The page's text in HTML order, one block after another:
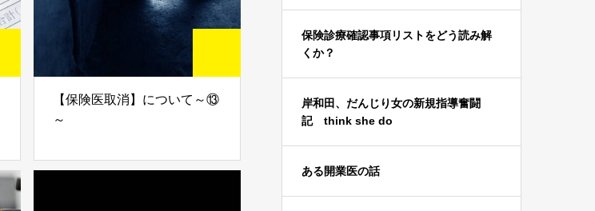
【保険医取消】について～⑬
～
保険診療確認事項リストをどう読み解
くか？
岸和田、だんじり女の新規指導奮闘
記 think she do
ある開業医の話